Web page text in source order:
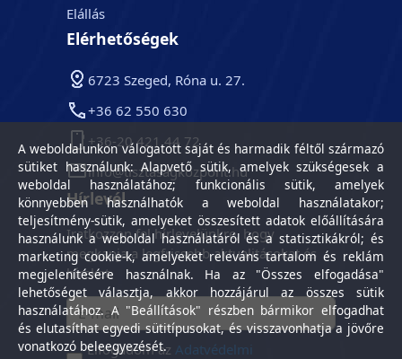
Elállás
Elérhetőségek
6723 Szeged, Róna u. 27.
+36 62 550 630
+36-20 421 44 72
info@tisztasagkozpont.hu
Hírlevél
Iratkozzon fel hírlevelünkre, hogy
megkapja a legfrissebb aktualitásokat és
híreket.
Elfogadom azAdatvédelmi
A weboldalunkon válogatott saját és harmadik féltől származó
sütiket használunk: Alapvető sütik, amelyek szükségesek a
weboldal használatához; funkcionális sütik, amelyek
könnyebben használhatók a weboldal használatakor;
teljesítmény-sütik, amelyeket összesített adatok előállítására
használunk a weboldal használatáról és a statisztikákról; és
marketing cookie-k, amelyeket releváns tartalom és reklám
megjelenítésére használnak. Ha az "Összes elfogadása"
lehetőséget választja, akkor hozzájárul az összes sütik
használatához. A "Beállítások" részben bármikor elfogadhat
és elutasíthat egyedi sütitípusokat, és visszavonhatja a jövőre
vonatkozó beleegyezését.